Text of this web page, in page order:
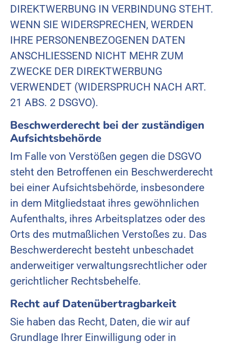
DIREKTWERBUNG IN VERBINDUNG STEHT.
WENN SIE WIDERSPRECHEN, WERDEN
IHRE PERSONENBEZOGENEN DATEN
ANSCHLIESSEND NICHT MEHR ZUM
ZWECKE DER DIREKTWERBUNG
VERWENDET (WIDERSPRUCH NACH ART.
21 ABS. 2 DSGVO).
Beschwerde­recht bei der zuständigen
Aufsichts­behörde
Im Falle von Verstößen gegen die DSGVO
steht den Betroffenen ein Beschwerderecht
bei einer Aufsichtsbehörde, insbesondere
in dem Mitgliedstaat ihres gewöhnlichen
Aufenthalts, ihres Arbeitsplatzes oder des
Orts des mutmaßlichen Verstoßes zu. Das
Beschwerderecht besteht unbeschadet
anderweitiger verwaltungsrechtlicher oder
gerichtlicher Rechtsbehelfe.
Recht auf Daten­übertrag­barkeit
Sie haben das Recht, Daten, die wir auf
Grundlage Ihrer Einwilligung oder in